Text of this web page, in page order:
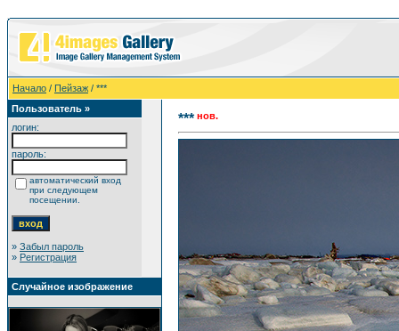
Начало / Пейзаж / ***
Пользователь »
логин:
пароль:
автоматический вход
при следующем
посещении.
» Забыл пароль
» Регистрация
Случайное изображение
*** нов.